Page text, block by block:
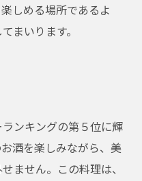
しめる場所であるよ
まいります。
ンキングの第５位に輝
酒を楽しみながら、美
ません。この料理は、